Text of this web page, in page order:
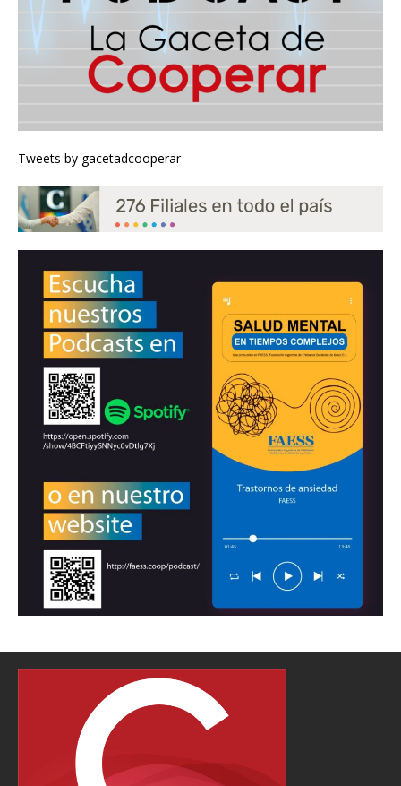
Tweets by gacetadcooperar